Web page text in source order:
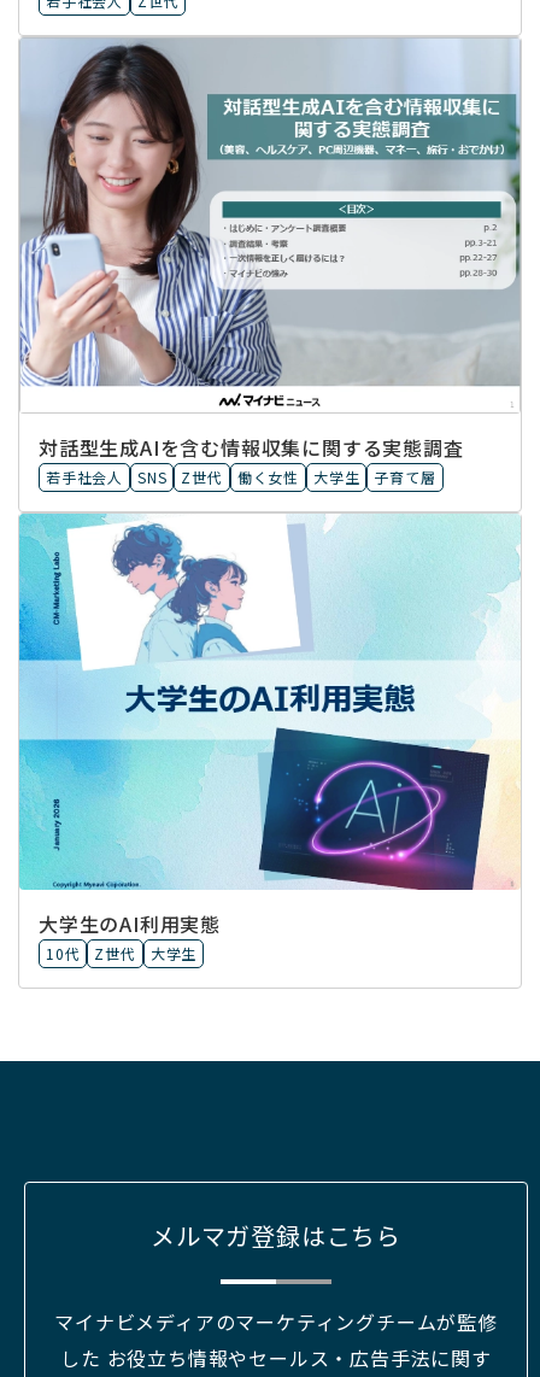
対話型生成AIを含む情報収集に​関する実態調査
若手社会人 SNS Z世代 働く女性 大学生 子育て層
大学生のAI利用実態
10代 Z世代 大学生
メルマガ登録はこちら
マイナビメディアのマーケティングチームが監修
した お役立ち情報やセールス・広告手法に関す